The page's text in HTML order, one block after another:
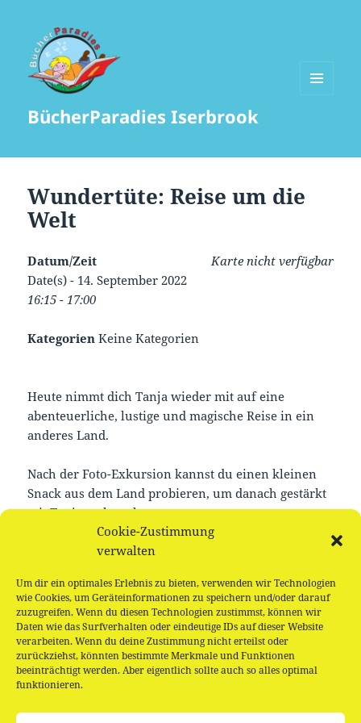
Cookie-Zustimmung
verwalten
Um dir ein optimales Erlebnis zu bieten, verwenden wir Technologien
wie Cookies, um Geräteinformationen zu speichern und/oder darauf
zuzugreifen. Wenn du diesen Technologien zustimmst, können wir
Daten wie das Surfverhalten oder eindeutige IDs auf dieser Website
verarbeiten. Wenn du deine Zustimmung nicht erteilst oder
zurückziehst, könnten bestimmte Merkmale und Funktionen
beeinträchtigt werden. Aber eigentlich sollte auch so alles optimal
funktionieren.
BücherParadies Iserbrook
Wundertüte: Reise um die
Welt
Karte nicht verfügbar
Datum/Zeit
Date(s) - 14. September 2022
16:15 - 17:00
Kategorien Keine Kategorien
Heute nimmt dich Tanja wieder mit auf eine
abenteuerliche, lustige und magische Reise in ein
anderes Land.
Nach der Foto-Exkursion kannst du einen kleinen
Snack aus dem Land probieren, um danach gestärkt
mit Tanja zu basteln.
Eine Veranstaltung für Kinder ab 5 Jahren, offen
VORHERIGER